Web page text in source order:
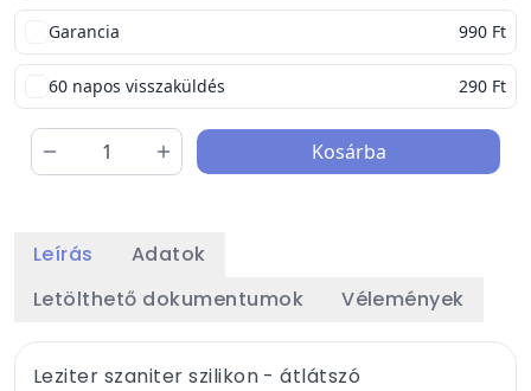
Garancia 990 Ft
60 napos visszaküldés 290 Ft
Kosárba
Leírás
Adatok
Letölthető dokumentumok
Vélemények
Leziter szaniter szilikon - átlátszó